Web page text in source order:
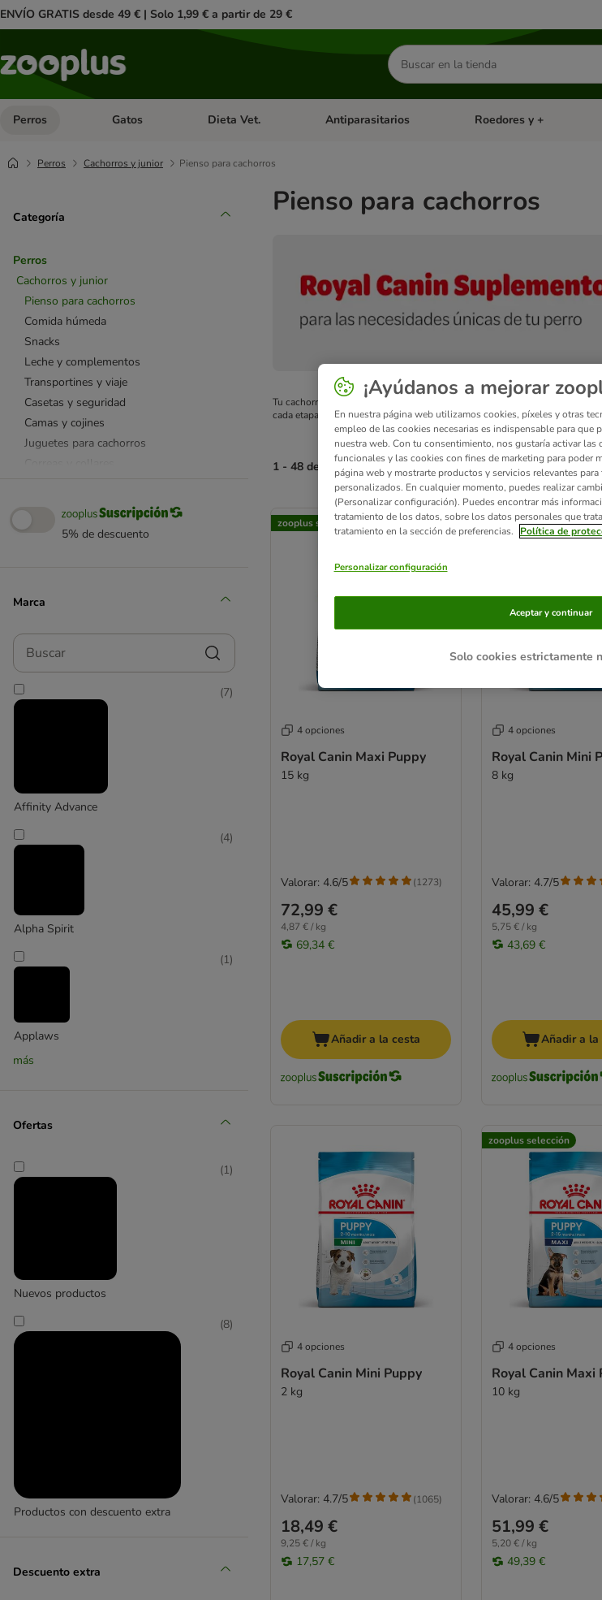
ENVÍO GRATIS desde 49 € | Solo 1,99 € a partir de 29 €
Buscar
productos
Perros Menú de categoria abierto: Perros
Gatos Menú de categoria abierto: Gatos
Dieta Vet. Menú de categoria abierto: Dieta Vet.
Antiparasitarios Menú de categoria abierto:
Roedores y +
Perros Cachorros y junior Pienso para cachorros
Categoría
Perros
Cachorros y junior
Pienso para cachorros
Comida húmeda
Snacks
Leche y complementos
Transportines y viaje
Casetas y seguridad
Camas y cojines
Juguetes para cachorros
Accesorios para adiestrar
Artículos para la higiene
5% de descuento
Marca
Buscar
Affinity Advance
(7)
Alpha Spirit
(4)
Applaws
(1)
Concept for Life
11)
más
Ofertas
Nuevos productos
(1)
Productos con descuento extra
(8)
Descuento extra
Pienso para cachorros
Tu cachorro está creciendo a toda velocidad y necesita una base
cada etapa. Descúbrelo en nuestra sección depienso para cachorros de 2
1 - 48 de 190 resultados
product items have been changed
zooplus selección
4 opciones
Royal Canin Maxi Puppy
15 kg
72,99 €
4,87 € / kg
69,34 €
Valorar: 4.6/5 (1273)
Añadir a la cesta
4 opciones
Royal Canin Mini
8 kg
45,99 €
5,75 € / kg
43,69 €
Valorar: 4.7/5
Añadir a la
4 opciones
Royal Canin Mini Puppy
2 kg
18,49 €
9,25 € / kg
17,57 €
Valorar: 4.7/5 (1065)
zooplus selección
4 opciones
Royal Canin Maxi
10 kg
51,99 €
5,20 € / kg
49,39 €
Valorar: 4.6/5
¡Ayúdanos a mejorar
En nuestra página web utilizamos cookies, píxeles y otras
empleo de las cookies necesarias es indispensable para que
nuestra web. Con tu consentimiento, nos gustaría activar las
funcionales y las cookies con fines de marketing para poder
página web y mostrarte productos y servicios relevantes
personalizados. En cualquier momento, puedes realizar
(Personalizar configuración). Puedes encontrar más
tratamiento de los datos, sobre los datos personales que
tratamiento en la sección de preferencias.
Política de
Personalizar configuración
Solo cookies estrictamente
Aceptar y continuar